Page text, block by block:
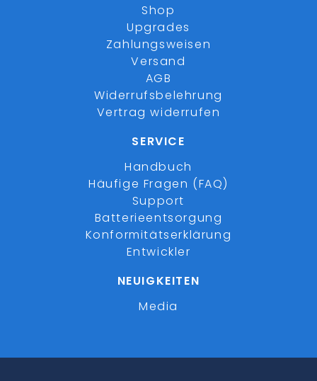
Shop
Upgrades
Zahlungsweisen
Versand
AGB
Widerrufsbelehrung
Vertrag widerrufen
SERVICE
Handbuch
Häufige Fragen (FAQ)
Support
Batterieentsorgung
Konformitätserklärung
Entwickler
NEUIGKEITEN
Media